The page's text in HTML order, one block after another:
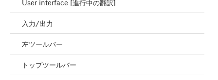
User interface [進行中の翻訳]
入力/出力
左ツールバー
トップツールバー